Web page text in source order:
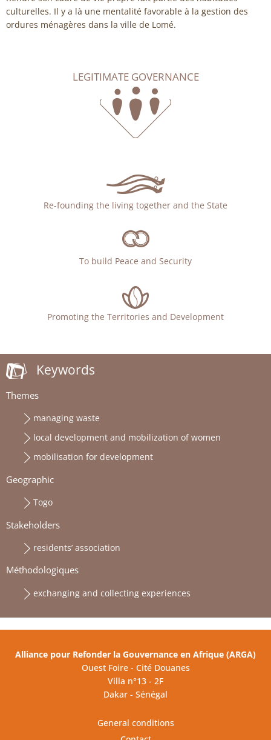
culturelles. Il y a là une mentalité favorable à la gestion des
ordures ménagères dans la ville de Lomé.
LEGITIMATE GOVERNANCE
Re-founding the living together and the State
To build Peace and Security
Promoting the Territories and Development
Keywords
Themes
managing waste
local development and mobilization of women
mobilisation for development
Geographic
Togo
Stakeholders
residents’ association
Méthodologiques
exchanging and collecting experiences
Alliance pour Refonder la Gouvernance en Afrique (ARGA)
Ouest Foire - Cité Douanes
Villa n°13 - 2F
Dakar - Sénégal
General conditions